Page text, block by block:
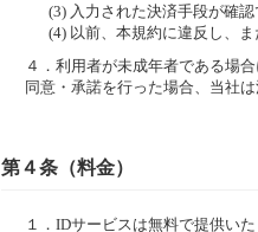
(3) 入力された決済手段が確
(4) 以前、本規約に違反し、
４． 利用者が未成年者である場
同意・承諾を行った場合、当社
第４条（料金）
１． IDサービスは無料で提供い